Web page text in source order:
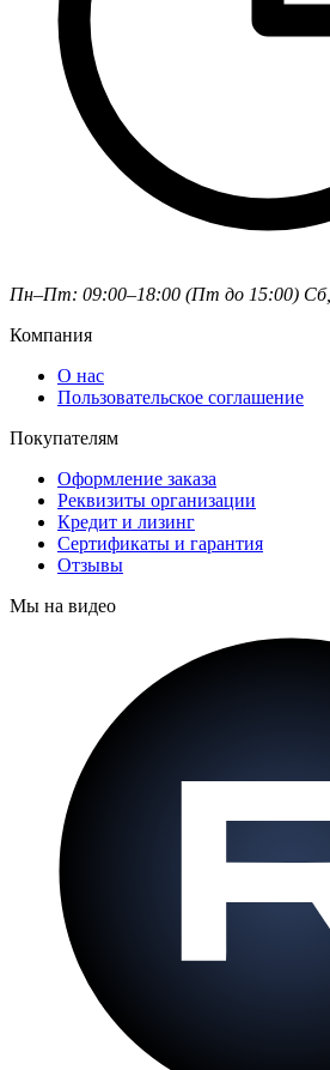
Пн–Пт: 09:00–18:00 (Пт до 15:00)
Компания
О нас
Пользовательское соглашение
Покупателям
Оформление заказа
Реквизиты организации
Кредит и лизинг
Сертификаты и гарантия
Отзывы
Мы на видео